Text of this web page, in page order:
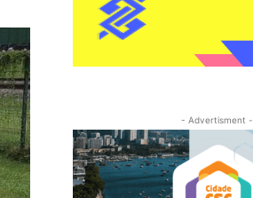
- Advertisment -